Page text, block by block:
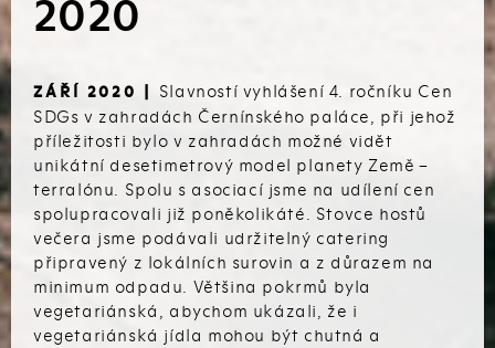
2020
ZÁŘÍ 2020 | Slavností vyhlášení 4. ročníku Cen
SDGs v zahradách Černínského paláce, při jehož
příležitosti bylo v zahradách možné vidět
unikátní desetimetrový model planety Země –
terralónu. Spolu s asociací jsme na udílení cen
spolupracovali již poněkolikáté. Stovce hostů
večera jsme podávali udržitelný catering
připravený z lokálních surovin a z důrazem na
minimum odpadu. Většina pokrmů byla
vegetariánská, abychom ukázali, že i
vegetariánská jídla mohou být chutná a